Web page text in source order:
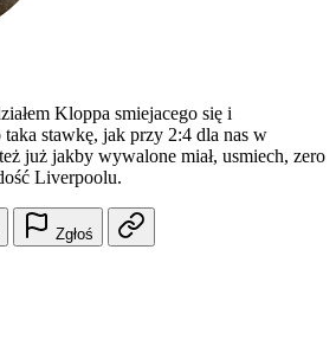
Kloppa smiejacego się i
stawkę, jak przy 2:4 dla nas w
już jakby wywalone miał, usmiech, zero
Liverpoolu.
Zgłoś